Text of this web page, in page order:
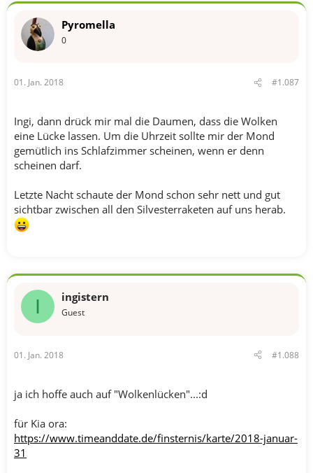
Pyromella
0
01. Jan. 2018 #1.087
Ingi, dann drück mir mal die Daumen, dass die Wolken
eine Lücke lassen. Um die Uhrzeit sollte mir der Mond
gemütlich ins Schlafzimmer scheinen, wenn er denn
scheinen darf.
Letzte Nacht schaute der Mond schon sehr nett und gut
sichtbar zwischen all den Silvesterraketen auf uns herab.
I ingistern
Guest
01. Jan. 2018 #1.088
ja ich hoffe auch auf "Wolkenlücken"...:d
für Kia ora:
https://www.timeanddate.de/finsternis/karte/2018-januar-
31